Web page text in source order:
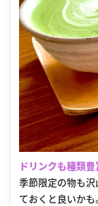
ドリンクも種類豊
季節限定の物も
ておくと良いか